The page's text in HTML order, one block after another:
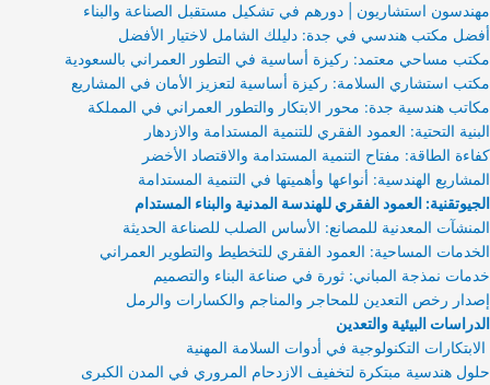
مهندسون استشاريون | دورهم في تشكيل مستقبل الصناعة والبناء
أفضل مكتب هندسي في جدة: دليلك الشامل لاختيار الأفضل
مكتب مساحي معتمد: ركيزة أساسية في التطور العمراني بالسعودية
مكتب استشاري السلامة: ركيزة أساسية لتعزيز الأمان في المشاريع
مكاتب هندسية جدة: محور الابتكار والتطور العمراني في المملكة
البنية التحتية: العمود الفقري للتنمية المستدامة والازدهار
كفاءة الطاقة: مفتاح التنمية المستدامة والاقتصاد الأخضر
المشاريع الهندسية: أنواعها وأهميتها في التنمية المستدامة
الجيوتقنية: العمود الفقري للهندسة المدنية والبناء المستدام
المنشآت المعدنية للمصانع: الأساس الصلب للصناعة الحديثة
الخدمات المساحية: العمود الفقري للتخطيط والتطوير العمراني
خدمات نمذجة المباني: ثورة في صناعة البناء والتصميم
إصدار رخص التعدين للمحاجر والمناجم والكسارات والرمل
الدراسات البيئية والتعدين
الابتكارات التكنولوجية في أدوات السلامة المهنية
حلول هندسية مبتكرة لتخفيف الازدحام المروري في المدن الكبرى